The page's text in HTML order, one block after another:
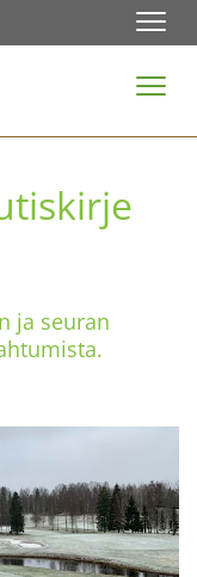
ja seuran